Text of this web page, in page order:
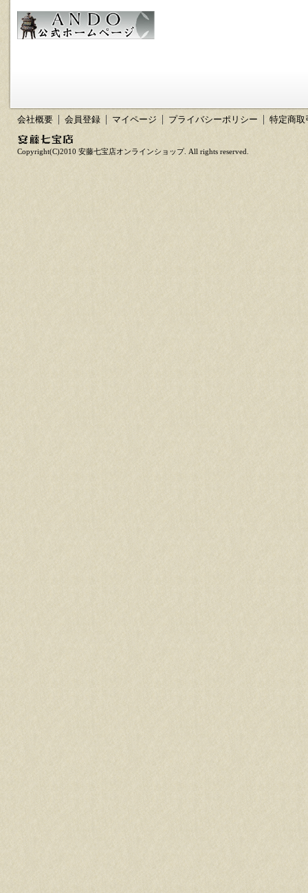
会社概要 会員登録 マイページ プライバシーポリシー 特定商取
Copyright(C)2010 安藤七宝店オンラインショップ. All rights reserved.